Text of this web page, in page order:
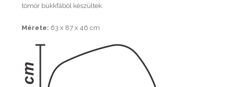
tömör bükkfából készültek.
Mérete: 63 x 87 x 46 cm